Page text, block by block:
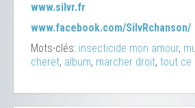
www.silvr.fr
www.facebook.com/SilvRchanson/
Mots-clés: insecticide mon amour,
cheret, album, marcher droit, tout ce